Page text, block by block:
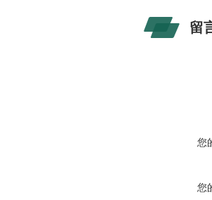
留
您
您